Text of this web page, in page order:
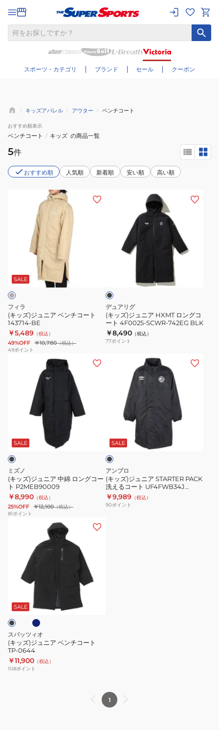
スポーツ・カテゴリ ブランド セール クーポン
さらに絞り込む
キッズアパレル アウター ベンチコート
おすすめ順表示
ベンチコート / キッズ の商品一覧
5件
おすすめ順 人気順 新着順 安い順 高い順
ベ
ン
チ
コ
ー
ト
143714-
SALE
フィラ
(キッズ)ジュニア ベンチコート
143714-BE
￥5,489 （税込）
49%OFF ￥10,780（税込）
49ポイント
ロ
ン
グ
コ
ー
ラ
ッ
ク
デュアリグ
(キッズ)ジュニア HXMT ロングコ
ート 4F0025-SCWR-742EG BLK
￥8,490 （税込）
77ポイント
中
綿
ロ
ン
グ
コ
ー
P2MEB90009
SALE
ミズノ
(キッズ)ジュニア 中綿 ロングコー
ト P2MEB90009
￥8,990 （税込）
25%OFF ￥12,100（税込）
81ポイント
STARTER
PACK
洗
え
る
コ
SALE
ブ
ラ
ッ
アンブロ
(キッズ)ジュニア STARTER PACK
洗えるコート UF4FWB34J
BK00
￥9,989 （税込）
90ポイント
ベ
ン
チ
コ
ー
ト
SALE
スパッツィオ
(キッズ)ジュニア ベンチコート
TP-0644
￥11,900 （税込）
108ポイント
1